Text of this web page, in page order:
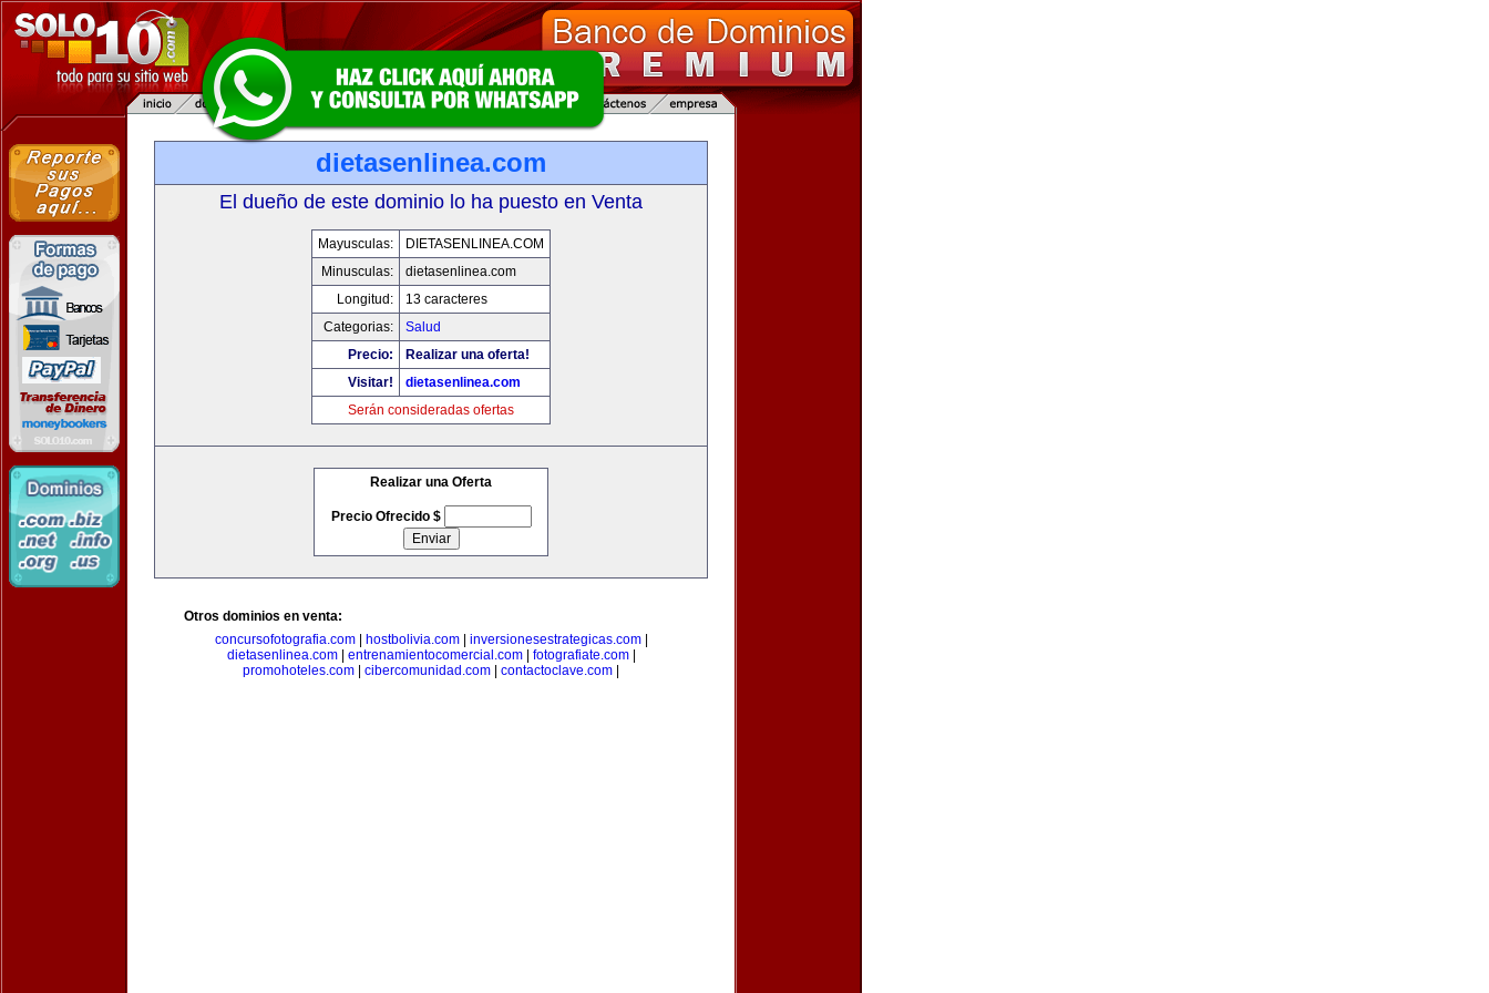
dietasenlinea.com
El dueño de este dominio lo ha puesto en Venta
Mayusculas:
DIETASENLINEA.COM
Minusculas:
dietasenlinea.com
Longitud:
13 caracteres
Categorias:
Salud
Precio:
Realizar una oferta!
Visitar!
dietasenlinea.com
Serán consideradas ofertas
Realizar una Oferta
Precio Ofrecido $
Otros dominios en venta:
concursofotografia.com| hostbolivia.com| inversionesestrategicas.com|
dietasenlinea.com| entrenamientocomercial.com| fotografiate.com|
promohoteles.com
cibercomunidad.com contactoclave.com